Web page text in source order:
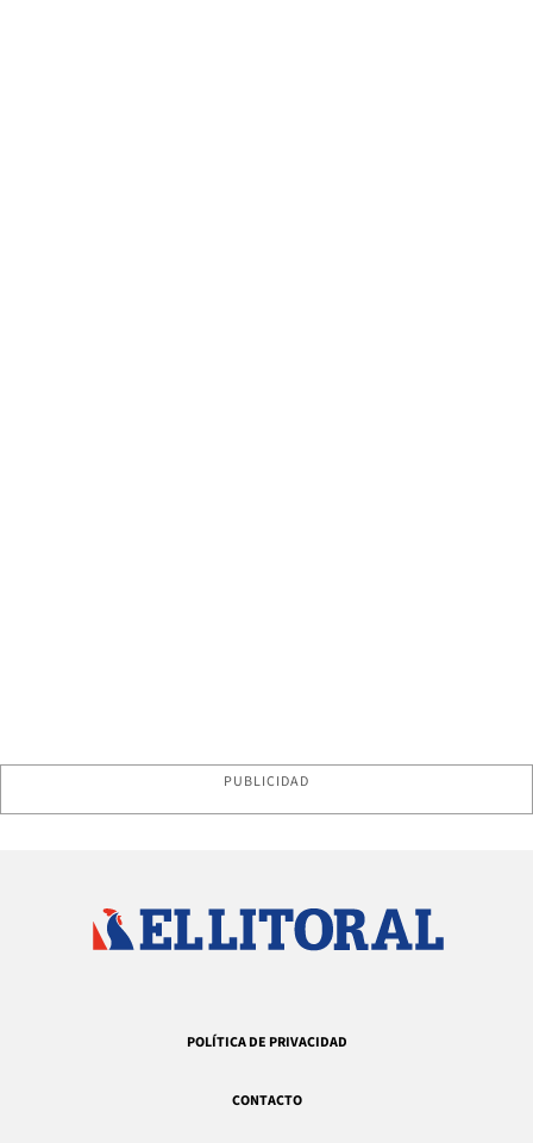
PUBLICIDAD
POLÍTICA DE PRIVACIDAD
CONTACTO